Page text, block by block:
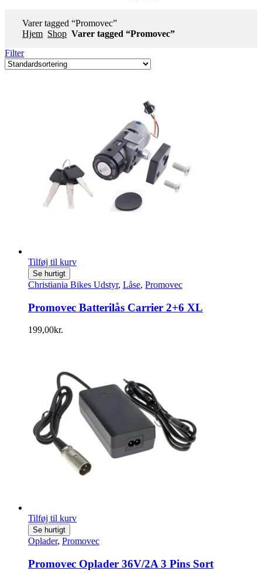
Varer tagged “Promovec”
Hjem Shop Varer tagged “Promovec”
Filter
Tilføj til kurv
Se hurtigt
Christiania Bikes Udstyr, Låse, Promovec
Promovec Batterilås Carrier 2+6 XL
199,00kr.
Tilføj til kurv
Se hurtigt
Oplader, Promovec
Promovec Oplader 36V/2A 3 Pins Sort